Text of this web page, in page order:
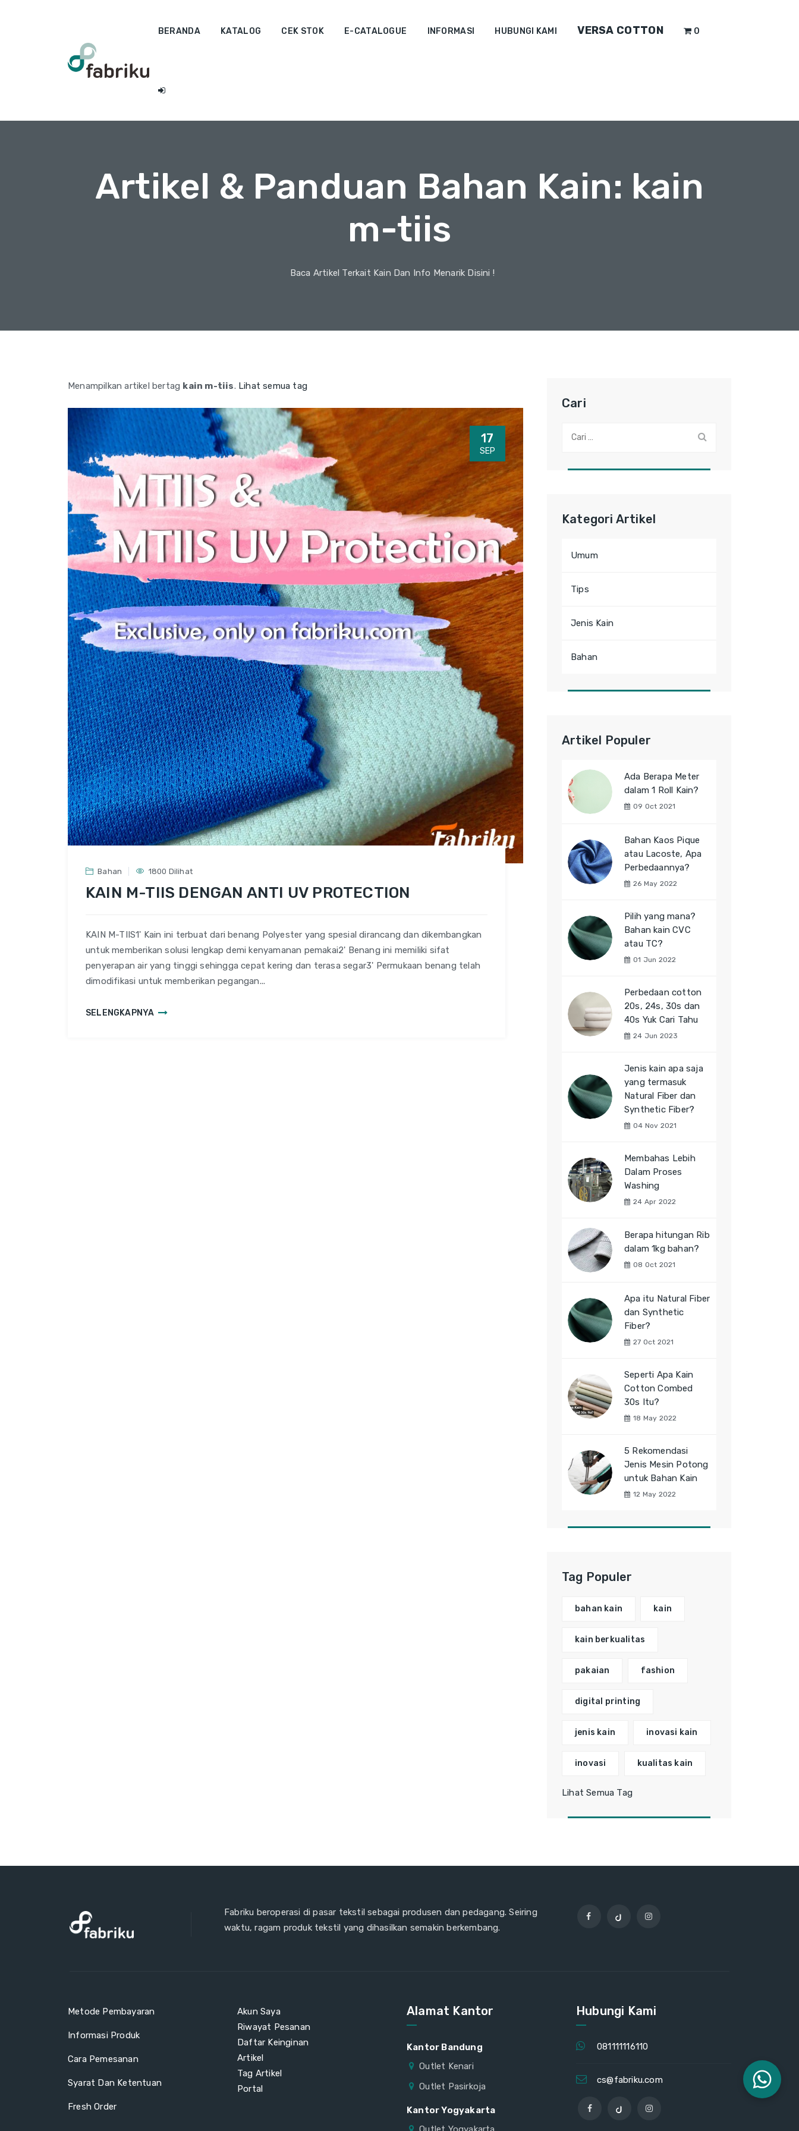
BERANDA KATALOG CEK STOK E-CATALOGUE INFORMASI HUBUNGI KAMI VERSA COTTON 0
Artikel & Panduan Bahan Kain: kain
m-tiis
Baca Artikel Terkait Kain Dan Info Menarik Disini !
Menampilkan artikel bertag kain m-tiis. Lihat semua tag
17
SEP
Bahan 1800 Dilihat
KAIN M-TIIS DENGAN ANTI UV PROTECTION
KAIN M-TIIS1' Kain ini terbuat dari benang Polyester yang spesial dirancang dan dikembangkan
untuk memberikan solusi lengkap demi kenyamanan pemakai2' Benang ini memiliki sifat
penyerapan air yang tinggi sehingga cepat kering dan terasa segar3' Permukaan benang telah
dimodifikasi untuk memberikan pegangan...
SELENGKAPNYA
Cari
Kategori Artikel
Umum
Tips
Jenis Kain
Bahan
Artikel Populer
Ada Berapa Meter
dalam 1 Roll Kain?
09 Oct 2021
Bahan Kaos Pique
atau Lacoste, Apa
Perbedaannya?
26 May 2022
Pilih yang mana?
Bahan kain CVC
atau TC?
01 Jun 2022
Perbedaan cotton
20s, 24s, 30s dan
40s Yuk Cari Tahu
24 Jun 2023
Jenis kain apa saja
yang termasuk
Natural Fiber dan
Synthetic Fiber?
04 Nov 2021
Membahas Lebih
Dalam Proses
Washing
24 Apr 2022
Berapa hitungan Rib
dalam 1kg bahan?
08 Oct 2021
Apa itu Natural Fiber
dan Synthetic
Fiber?
27 Oct 2021
Seperti Apa Kain
Cotton Combed
30s Itu?
18 May 2022
5 Rekomendasi
Jenis Mesin Potong
untuk Bahan Kain
12 May 2022
Tag Populer
bahan kain kain
kain berkualitas
pakaian fashion
digital printing
jenis kain inovasi kain
inovasi kualitas kain
Lihat Semua Tag
Fabriku beroperasi di pasar tekstil sebagai produsen dan pedagang. Seiring
waktu, ragam produk tekstil yang dihasilkan semakin berkembang.
Metode Pembayaran
Informasi Produk
Cara Pemesanan
Syarat Dan Ketentuan
Fresh Order
Akun Saya
Riwayat Pesanan
Daftar Keinginan
Artikel
Tag Artikel
Portal
Alamat Kantor
Kantor Bandung
Outlet Kenari
Outlet Pasirkoja
Kantor Yogyakarta
Hubungi Kami
081111116110
cs@fabriku.com